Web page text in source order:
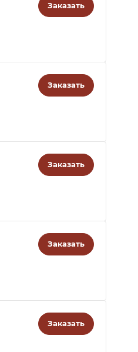
Заказать
Заказать
Заказать
Заказать
Заказать